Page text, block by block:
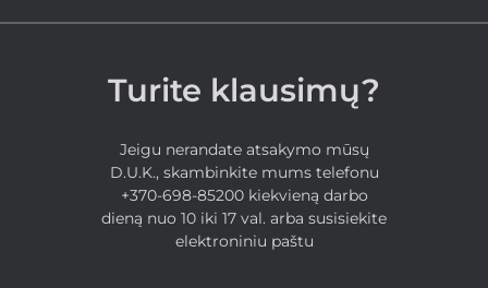
Turite klausimų?
Jeigu nerandate atsakymo mūsų
D.U.K., skambinkite mums telefonu
+370-698-85200 kiekvieną darbo
dieną nuo 10 iki 17 val. arba susisiekite
elektroniniu paštu